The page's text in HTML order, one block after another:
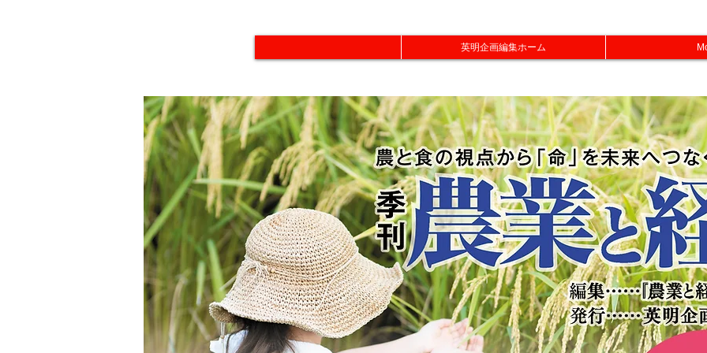
英明企画編集ホーム